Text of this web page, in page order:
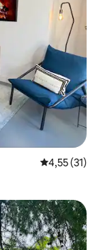
4,55 ud af 5
4,55 (31)